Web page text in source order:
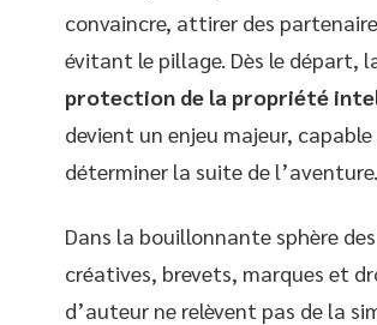
convaincre, attirer des
évitant le pillage. Dès le départ,
protection de la propriété
devient un enjeu majeur, capable
déterminer la suite de l’aventure.
Dans la bouillonnante sphère
créatives, brevets, marques et
d’auteur ne relèvent pas de la